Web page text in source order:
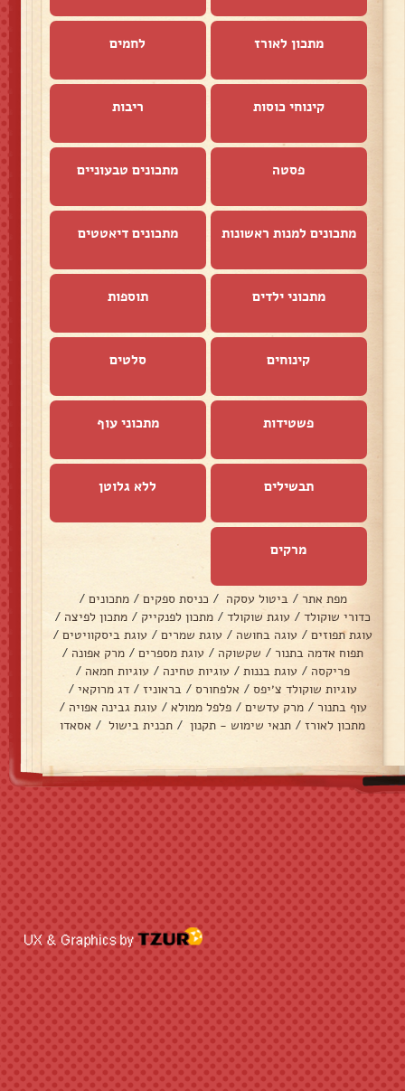
מתכון לאורז לחמים
קינוחי כוסות ריבות
פסטה מתכונים טבעוניים
מתכונים למנות ראשונות מתכונים דיאטטים
מתכוני ילדים תוספות
קינוחים סלטים
פשטידות מתכוני עוף
תבשילים ללא גלוטן
מרקים
מפת אתר / ביטול עסקה / כניסת ספקים / מתכונים /
כדורי שוקולד / עוגת שוקולד / מתכון לפנקייק / מתכון לפיצה /
עוגת תפוזים / עוגה בחושה / עוגת שמרים / עוגת ביסקוויטים /
תפוח אדמה בתנור / שקשוקה / עוגת מספרים / מרק אפונה /
פריקסה / עוגת בננות / עוגיות טחינה / עוגיות חמאה /
עוגיות שוקולד צ׳יפס / אלפחורס / בראוניז / דג מרוקאי /
עוף בתנור / מרק עדשים / פלפל ממולא / עוגת גבינה אפויה /
מתכון לאורז / תנאי שימוש - תקנון / תכנית בישול / אסאדו